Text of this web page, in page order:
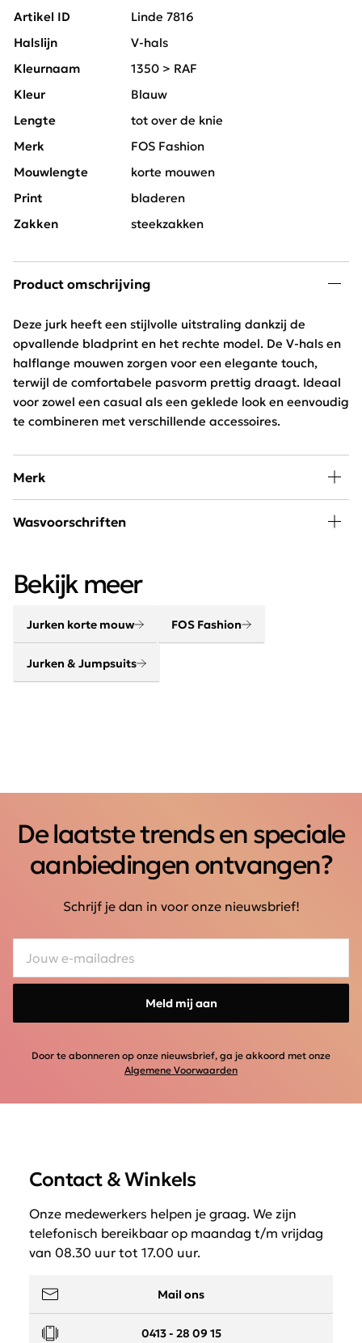
Artikel ID
Linde 7816
Halslijn
V-hals
Kleurnaam
1350 > RAF
Kleur
Blauw
Lengte
tot over de knie
Merk
FOS Fashion
Mouwlengte
korte mouwen
Print
bladeren
Zakken
steekzakken
Product omschrijving
Deze jurk heeft een stijlvolle uitstraling dankzij de
opvallende bladprint en het rechte model. De V-hals en
halflange mouwen zorgen voor een elegante touch,
terwijl de comfortabele pasvorm prettig draagt. Ideaal
voor zowel een casual als een geklede look en eenvoudig
te combineren met verschillende accessoires.
Merk
FOS Fashion is een trendy, Nederlands modelabel.
lichaamstypen.
Wasvoorschriften
Bekijk meer
Jurken korte mouw FOS Fashion
Jurken & Jumpsuits
De laatste trends en speciale
aanbiedingen ontvangen?
Schrijf je dan in voor onze nieuwsbrief!
Meld mij aan
Door te abonneren op onze nieuwsbrief, ga je akkoord met onze
Algemene Voorwaarden
Contact & Winkels
Onze medewerkers helpen je graag. We zijn
telefonisch bereikbaar op maandag t/m vrijdag
van 08.30 uur tot 17.00 uur.
Mail ons
0413 - 28 09 15